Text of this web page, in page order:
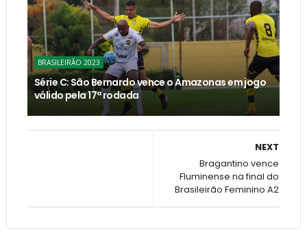
BRASILEIRÃO 2023
Série C: São Bernardo vence o Amazonas em jogo
válido pela 17ª rodada
NEXT
Bragantino vence
Fluminense na final do
Brasileirão Feminino A2